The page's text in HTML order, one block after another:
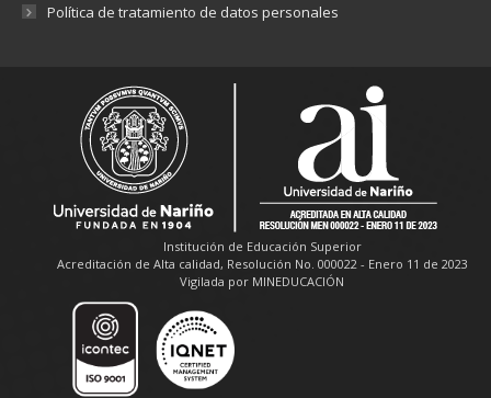
Política de tratamiento de datos personales
Institución de Educación Superior
Acreditación de Alta calidad, Resolución No. 000022 - Enero 11 de 2023
Vigilada por MINEDUCACIÓN